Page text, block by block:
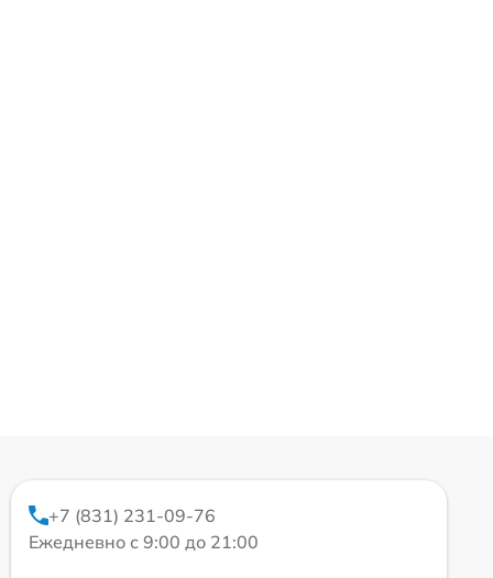
+7 (831) 231-09-76
Ежедневно с 9:00 до 21:00